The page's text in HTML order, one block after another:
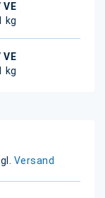
VE
kg
VE
kg
Versand